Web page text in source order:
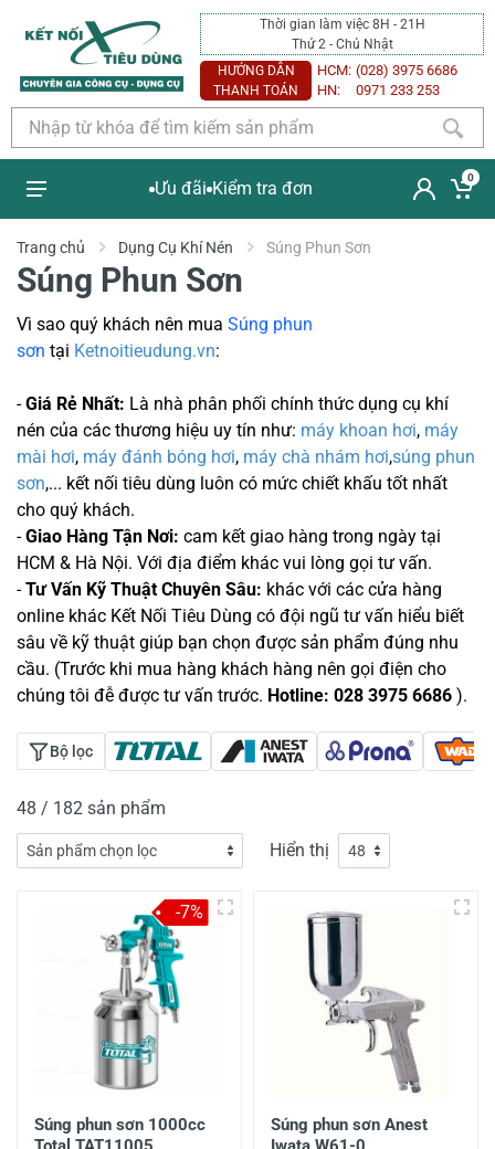
Thời gian làm việc 8H - 21H
Thứ 2 - Chủ Nhật
HƯỚNG DẪN
THANH TOÁN
HCM: (028) 3975 6686
HN:
0971 233 253
Ưu đãi Kiểm tra đơn
0
Trang chủ Dụng Cụ Khí Nén Súng Phun Sơn
Súng Phun Sơn
Vì sao quý khách nên mua Súng phun
sơn tại Ketnoitieudung.vn:
-Giá Rẻ Nhất: Là nhà phân phối chính thức dụng cụ khí
nén của các thương hiệu uy tín như: máy khoan hơi, máy
mài hơi, máy đánh bóng hơi, máy chà nhám hơi,súng phun
sơn,... kết nối tiêu dùng luôn có mức chiết khấu tốt nhất
cho quý khách.
-Giao Hàng Tận Nơi: cam kết giao hàng trong ngày tại
HCM & Hà Nội. Với địa điểm khác vui lòng gọi tư vấn.
-Tư Vấn Kỹ Thuật Chuyên Sâu: khác với các cửa hàng
online khác Kết Nối Tiêu Dùng có đội ngũ tư vấn hiểu biết
sâu về kỹ thuật giúp bạn chọn được sản phẩm đúng nhu
cầu. (Trước khi mua hàng khách hàng nên gọi điện cho
chúng tôi đễ được tư vấn trước. Hotline: 028 3975 6686 ).
Bộ lọc
48 / 182 sản phẩm
Hiển thị
Súng phun sơn 1000cc
-7%
Súng phun sơn Anest